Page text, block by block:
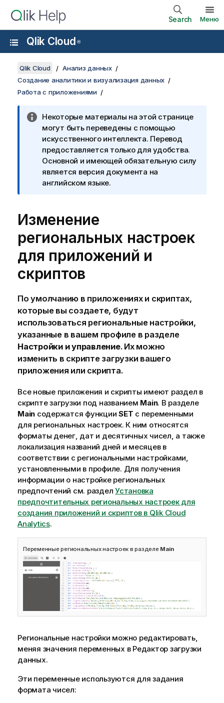
Search Меню
Qlik Cloud ®
Qlik Cloud
Анализ данных
Создание аналитики и визуализация данных
Работа с приложениями
Некоторые материалы на этой странице
могут быть переведены с помощью
искусственного интеллекта. Перевод
предоставляется только для удобства.
Основной и имеющей обязательную силу
является версия документа на
английском языке.
Изменение
региональных настроек
для приложений и
скриптов
По умолчанию в приложениях и скриптах,
которые вы создаете, будут
использоваться региональные настройки,
указанные в вашем профиле в разделе
Настройки и управление. Их можно
изменить в скрипте загрузки вашего
приложения или скрипта.
Все новые приложения и скрипты имеют раздел в
скрипте загрузки под названием Main. В разделе
Main содержатся функции SET с переменными
для региональных настроек. К ним относятся
форматы денег, дат и десятичных чисел, а также
локализация названий дней и месяцев в
соответствии с региональными настройками,
установленными в профиле. Для получения
информации о настройке региональных
предпочтений см. раздел Установка
предпочтительных региональных настроек для
создания приложений и скриптов в Qlik Cloud
Analytics.
Переменныерегиональных настроек в разделе Main
Региональные настройки можно редактировать,
меняя значения переменных в Редактор загрузки
данных.
Эти переменные используются для задания
формата чисел: